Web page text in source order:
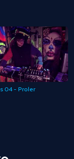
04 - Proler